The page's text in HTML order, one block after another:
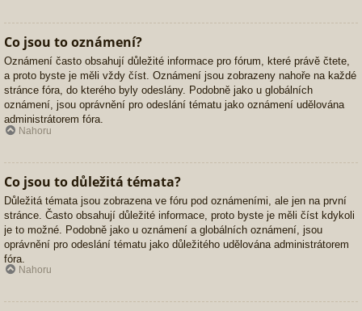
Co jsou to oznámení?
Oznámení často obsahují důležité informace pro fórum, které právě čtete,
a proto byste je měli vždy číst. Oznámení jsou zobrazeny nahoře na každé
stránce fóra, do kterého byly odeslány. Podobně jako u globálních
oznámení, jsou oprávnění pro odeslání tématu jako oznámení udělována
administrátorem fóra.
Nahoru
Co jsou to důležitá témata?
Důležitá témata jsou zobrazena ve fóru pod oznámeními, ale jen na první
stránce. Často obsahují důležité informace, proto byste je měli číst kdykoli
je to možné. Podobně jako u oznámení a globálních oznámení, jsou
oprávnění pro odeslání tématu jako důležitého udělována administrátorem
fóra.
Nahoru